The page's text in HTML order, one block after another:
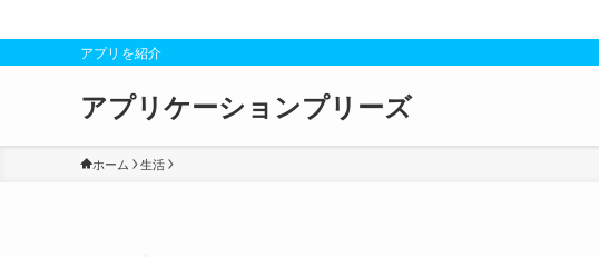
アプリを紹介
アプリケーションプリーズ
ホーム 生活